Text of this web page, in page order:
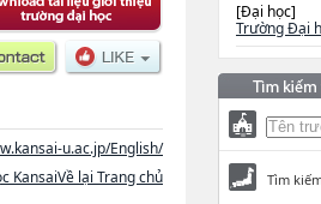
u.ac.jp/English/
KansaiVề lại Trang chủ
[Đại học]
Trường Đại
Tìm